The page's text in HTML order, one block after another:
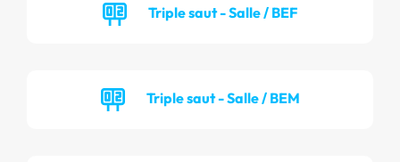
Triple saut - Salle / BEF
Triple saut - Salle / BEM